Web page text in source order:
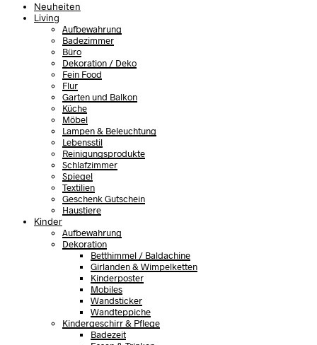
Neuheiten
Living
Aufbewahrung
Badezimmer
Büro
Dekoration / Deko
Fein Food
Flur
Garten und Balkon
Küche
Möbel
Lampen & Beleuchtung
Lebensstil
Reinigungsprodukte
Schlafzimmer
Spiegel
Textilien
Geschenk Gutschein
Haustiere
Kinder
Aufbewahrung
Dekoration
Betthimmel / Baldachine
Girlanden & Wimpelketten
Kinderposter
Mobiles
Wandsticker
Wandteppiche
Kindergeschirr & Pflege
Badezeit